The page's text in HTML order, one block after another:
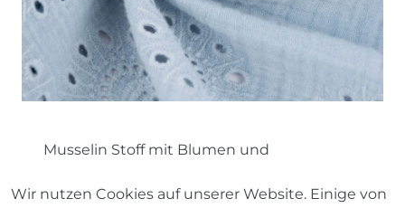
Musselin Stoff mit Blumen und
Wir nutzen Cookies auf unserer Website. Einige von